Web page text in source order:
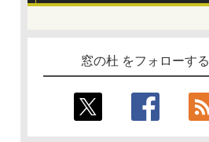
窓の杜 をフォローする